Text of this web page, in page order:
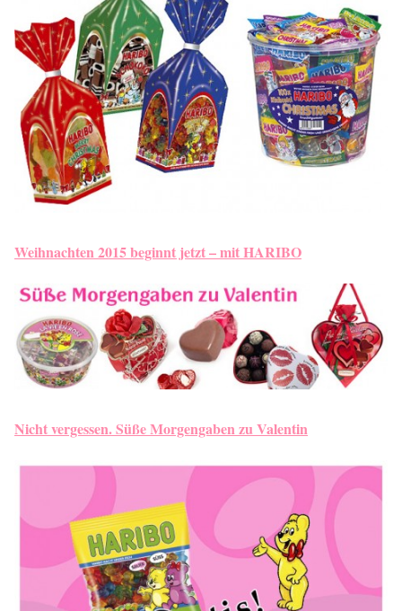
Weihnachten 2015 beginnt jetzt – mit HARIBO
Nicht vergessen. Süße Morgengaben zu Valentin